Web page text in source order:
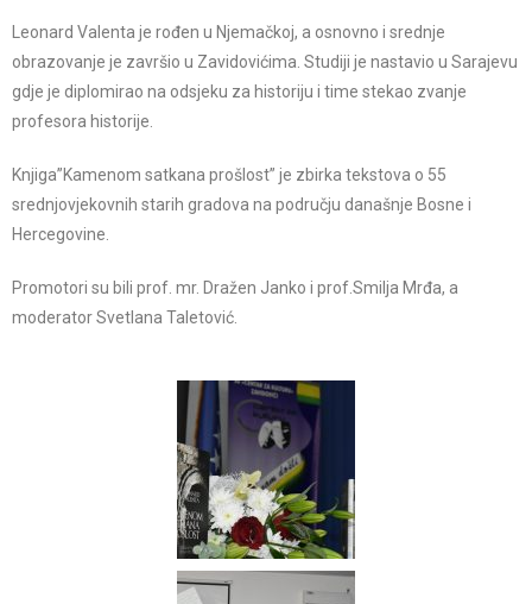
Leonard Valenta je rođen u Njemačkoj, a osnovno i srednje
obrazovanje je završio u Zavidovićima. Studiji je nastavio u Sarajevu
gdje je diplomirao na odsjeku za historiju i time stekao zvanje
profesora historije.
Knjiga”Kamenom satkana prošlost” je zbirka tekstova o 55
srednjovjekovnih starih gradova na području današnje Bosne i
Hercegovine.
Promotori su bili prof. mr. Dražen Janko i prof.Smilja Mrđa, a
moderator Svetlana Taletović.